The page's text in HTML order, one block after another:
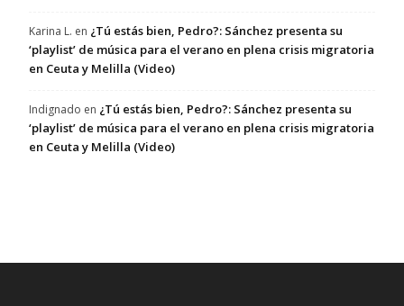
Karina L. en ¿Tú estás bien, Pedro?: Sánchez presenta su
‘playlist’ de música para el verano en plena crisis migratoria
en Ceuta y Melilla (Video)
Indignado en ¿Tú estás bien, Pedro?: Sánchez presenta su
‘playlist’ de música para el verano en plena crisis migratoria
en Ceuta y Melilla (Video)